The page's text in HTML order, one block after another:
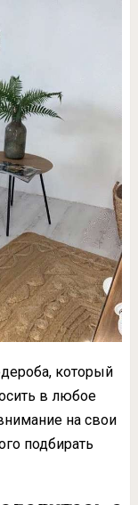
который
в любое
на свои
подбирать